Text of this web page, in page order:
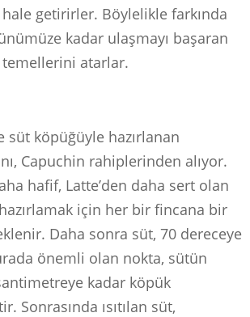
getirirler. Böylelikle farkında
kadar ulaşmayı başaran
temellerini atarlar.
süt köpüğüyle hazırlanan
Capuchin rahiplerinden alıyor.
hafif, Latte’den daha sert olan
için her bir fincana bir
Daha sonra süt, 70 dereceye
önemli olan nokta, sütün
kadar köpük
Sonrasında ısıtılan süt,